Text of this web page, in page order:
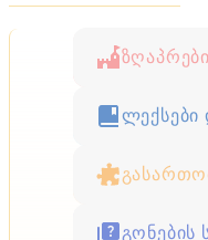
ლექსები
გონების